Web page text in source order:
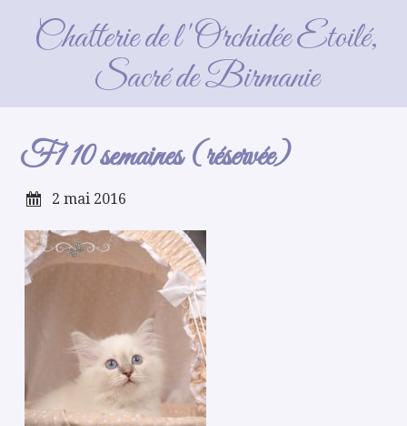
Chatterie de l'Orchidée Etoilé,
Sacré de Birmanie
F1 10 semaines (réservée)
F1 10 semaines (réservée)
2 mai 2016